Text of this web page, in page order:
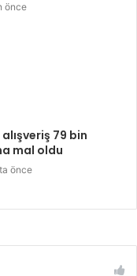
önce
79 bin
mal oldu
önce